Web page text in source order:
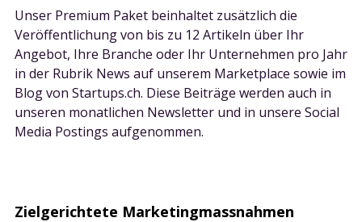
Unser Premium Paket beinhaltet zusätzlich die
Veröffentlichung von bis zu 12 Artikeln über Ihr
Angebot, Ihre Branche oder Ihr Unternehmen pro Jahr
in der Rubrik News auf unserem Marketplace sowie im
Blog von Startups.ch. Diese Beiträge werden auch in
unseren monatlichen Newsletter und in unsere Social
Media Postings aufgenommen.
Zielgerichtete Marketingmassnahmen